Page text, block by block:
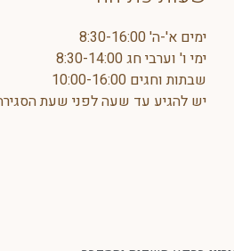
ימים א'-ה' 8:30-16:00
ימי ו' וערבי חג 8:30-14:00
שבתות וחגים 10:00-16:00
יש להגיע עד שעה לפני שעת